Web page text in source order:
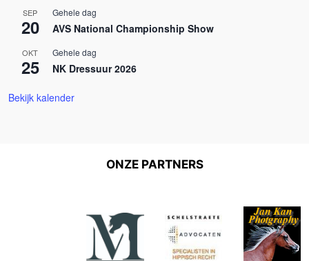
SEP
20
Gehele dag
AVS National Championship Show
OKT
25
Gehele dag
NK Dressuur 2026
Bekijk kalender
ONZE PARTNERS